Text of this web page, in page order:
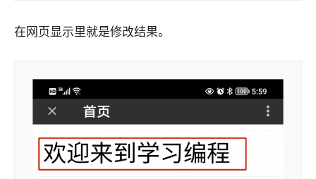
在网页显示里就是修改结果。